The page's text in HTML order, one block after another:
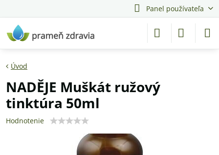
Panel používateľa
Úvod
NADĚJE Muškát ružový
tinktúra 50ml
Hodnotenie